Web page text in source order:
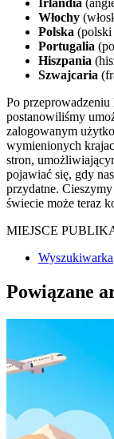
Irlandia
Włochy
Polska (polski
Portugalia
Hiszpania
Szwajcaria
Po
postanowiliśmy
zalogowanym
wymienionych
stron,
pojawiać się, gdy
przydatne.
świecie może teraz
MIEJSCE
Wyszukiwarka
Powiązane